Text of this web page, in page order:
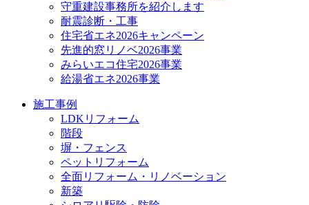
守重建設事務所を紹介します
耐震診断・工事
住宅省エネ2026キャンペーン
先進的窓リノベ2026事業
みらいエコ住宅2026事業
給湯省エネ2026事業
施工事例
LDKリフォーム
階段
塀・フェンス
ペットリフォーム
全面リフォーム・リノベーション
新築